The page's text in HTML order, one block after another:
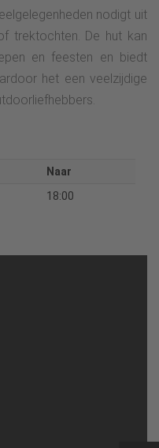
nodigt uit
trektochten. De hut kan
en feesten en biedt
het een veelzijdige
Naar
18:00